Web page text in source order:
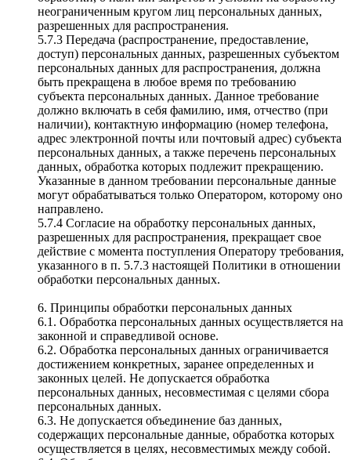
неограниченным кругом лиц персональных данных,
разрешенных для распространения.
5.7.3 Передача (распространение, предоставление,
доступ) персональных данных, разрешенных субъектом
персональных данных для распространения, должна
быть прекращена в любое время по требованию
субъекта персональных данных. Данное требование
должно включать в себя фамилию, имя, отчество (при
наличии), контактную информацию (номер телефона,
адрес электронной почты или почтовый адрес) субъекта
персональных данных, а также перечень персональных
данных, обработка которых подлежит прекращению.
Указанные в данном требовании персональные данные
могут обрабатываться только Оператором, которому оно
направлено.
5.7.4 Согласие на обработку персональных данных,
разрешенных для распространения, прекращает свое
действие с момента поступления Оператору требования,
указанного в п. 5.7.3 настоящей Политики в отношении
обработки персональных данных.
6. Принципы обработки персональных данных
6.1. Обработка персональных данных осуществляется на
законной и справедливой основе.
6.2. Обработка персональных данных ограничивается
достижением конкретных, заранее определенных и
законных целей. Не допускается обработка
персональных данных, несовместимая с целями сбора
персональных данных.
6.3. Не допускается объединение баз данных,
содержащих персональные данные, обработка которых
осуществляется в целях, несовместимых между собой.